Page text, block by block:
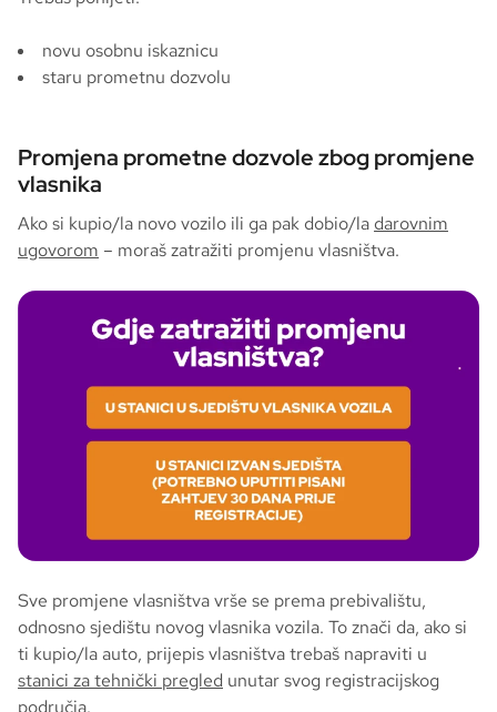
novu osobnu iskaznicu
staru prometnu dozvolu
Promjena prometne dozvole zbog promjene
vlasnika
Ako si kupio/la novo vozilo ili ga pak dobio/la darovnim
ugovorom – moraš zatražiti promjenu vlasništva.
Sve promjene vlasništva vrše se prema prebivalištu,
odnosno sjedištu novog vlasnika vozila. To znači da, ako si
ti kupio/la auto, prijepis vlasništva trebaš napraviti u
stanici za tehnički pregled unutar svog registracijskog
područja.